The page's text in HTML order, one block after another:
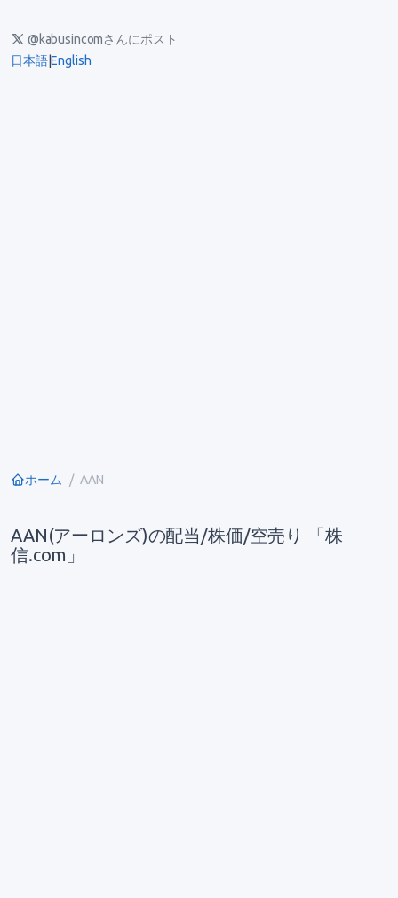
@kabusincomさんにポスト
日本語|English
ホーム AAN
AAN(アーロンズ)の配当/株価/空売り 「株
信.com」